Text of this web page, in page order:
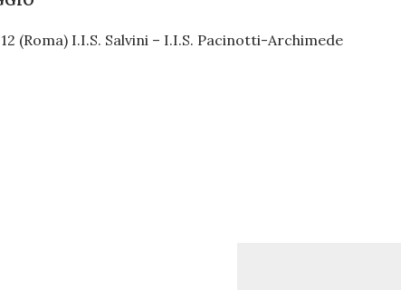
(Roma) I.I.S. Salvini – I.I.S. Pacinotti-Archimede